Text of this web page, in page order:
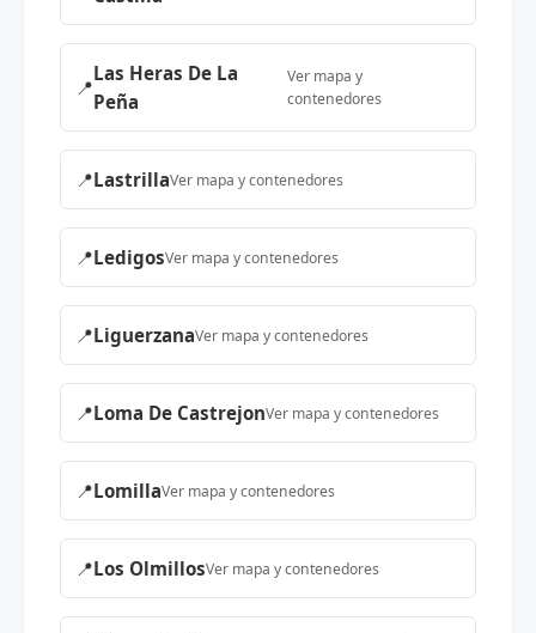
📍
Las Heras De La
Peña
Ver mapa y
contenedores
📍LastrillaVer mapa y contenedores
📍LedigosVer mapa y contenedores
📍LiguerzanaVer mapa y contenedores
📍Loma De CastrejonVer mapa y contenedores
📍LomillaVer mapa y contenedores
📍Los OlmillosVer mapa y contenedores